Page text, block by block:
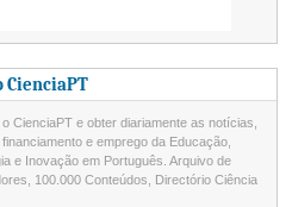
CienciaPT
CienciaPT e obter diariamente as notícias,
e emprego da Educação,
e Inovação em Português. Arquivo de
100.000 Conteúdos, Directório Ciência